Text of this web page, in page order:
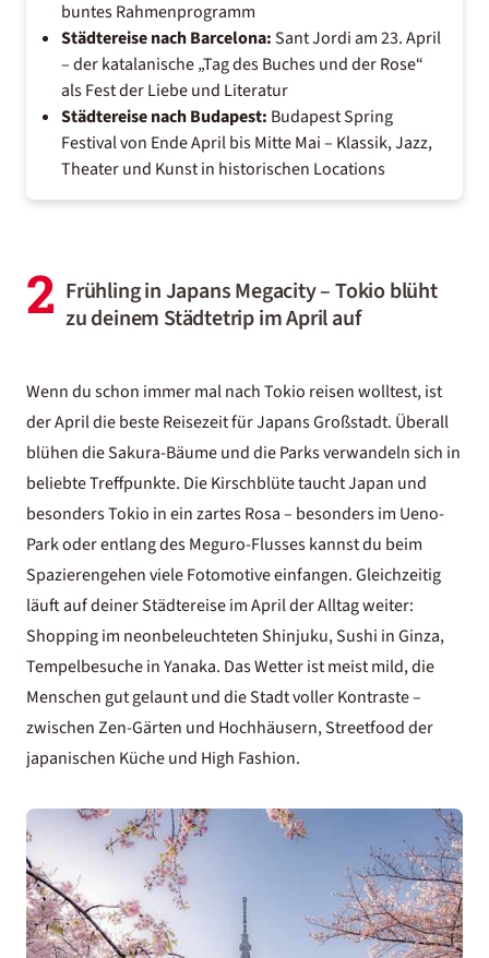
buntes Rahmenprogramm
Städtereise nach Barcelona:Sant Jordi am 23. April
– der katalanische „Tag des Buches und der Rose“
als Fest der Liebe und Literatur
Städtereise nach Budapest: Budapest Spring
Festival von Ende April bis Mitte Mai – Klassik, Jazz,
Theater und Kunst in historischen Locations
2 Frühling in Japans Megacity – Tokio blüht
zu deinem Städtetrip im April auf
Wenn du schon immer mal nach Tokio reisen wolltest, ist
der April diebeste Reisezeit für JapansGroßstadt. Überall
blühen die Sakura-Bäume und die Parks verwandeln sich in
beliebte Treffpunkte. DieKirschblüte taucht Japan und
besonders Tokio in ein zartes Rosa – besonders im Ueno-
Park oder entlang des Meguro-Flusses kannst du beim
Spazierengehen viele Fotomotive einfangen. Gleichzeitig
läuft auf deiner Städtereise im April der Alltag weiter:
Shopping im neonbeleuchteten Shinjuku, Sushi in Ginza,
Tempelbesuche in Yanaka. Das Wetter ist meist mild, die
Menschen gut gelaunt und die Stadt voller Kontraste –
zwischen Zen-Gärten und Hochhäusern, Streetfood der
japanischen Kücheund High Fashion.